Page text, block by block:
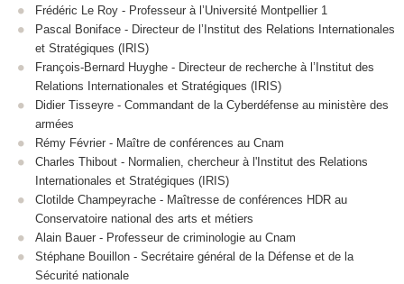
Frédéric Le Roy - Professeur à l’Université Montpellier 1
Pascal Boniface - Directeur de l’Institut des Relations Internationales
et Stratégiques (IRIS)
François-Bernard Huyghe - Directeur de recherche à l’Institut des
Relations Internationales et Stratégiques (IRIS)
Didier Tisseyre - Commandant de la Cyberdéfense au ministère des
armées
Rémy Février - Maître de conférences au Cnam
Charles Thibout - Normalien, chercheur à l'Institut des Relations
Internationales et Stratégiques (IRIS)
Clotilde Champeyrache - Maîtresse de conférences HDR au
Conservatoire national des arts et métiers
Alain Bauer - Professeur de criminologie au Cnam
Stéphane Bouillon - Secrétaire général de la Défense et de la
Sécurité nationale